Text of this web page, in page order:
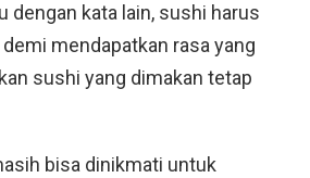
dengan kata lain, sushi harus
mendapatkan rasa yang
sushi yang dimakan tetap
bisa dinikmati untuk